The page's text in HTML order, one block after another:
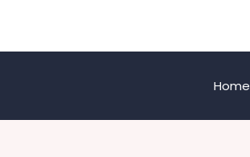
Home